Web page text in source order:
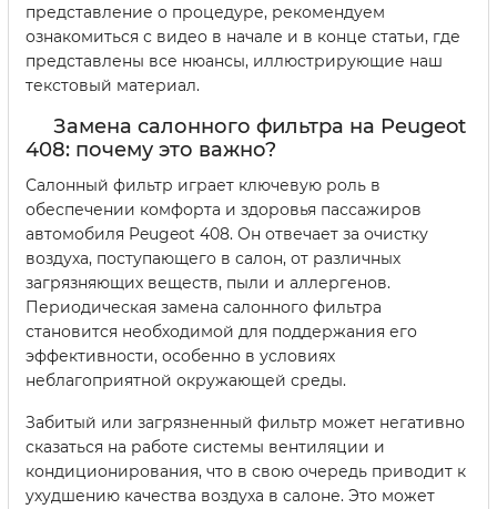
представление о процедуре, рекомендуем
ознакомиться с видео в начале и в конце статьи, где
представлены все нюансы, иллюстрирующие наш
текстовый материал.
Замена салонного фильтра на Peugeot
408: почему это важно?
Салонный фильтр играет ключевую роль в
обеспечении комфорта и здоровья пассажиров
автомобиля Peugeot 408. Он отвечает за очистку
воздуха, поступающего в салон, от различных
загрязняющих веществ, пыли и аллергенов.
Периодическая замена салонного фильтра
становится необходимой для поддержания его
эффективности, особенно в условиях
неблагоприятной окружающей среды.
Забитый или загрязненный фильтр может негативно
сказаться на работе системы вентиляции и
кондиционирования, что в свою очередь приводит к
ухудшению качества воздуха в салоне. Это может